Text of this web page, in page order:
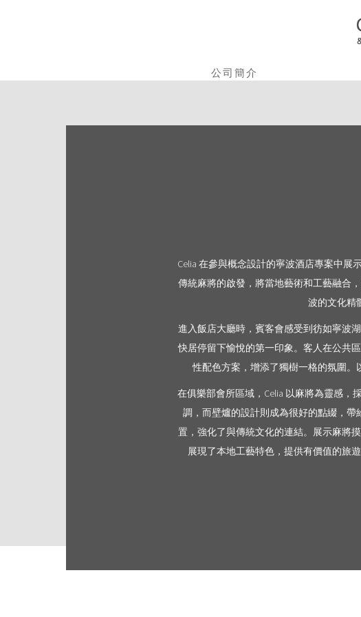
公司簡介
Celia 在參與概念設計的寧波酒店專案中
傳統麻將的啟發，將當地藝術和工藝融合
波的文化精
進入飯店大廳時，賓客會感受到彷如寧波
快居停留下愉悅的第一印象。客人在公共
性配色方案，增添了獨樹一格的氛圍。
在俱樂部會所區域，Celia 以麻將為靈感
調，而壁爐的設計則成為很好的點綴，
置，強化了與傳統文化的連結。展示麻將
展現了本地工藝特色，提供有價值的旅